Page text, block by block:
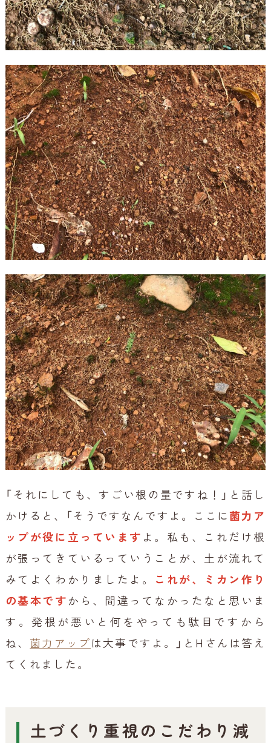
「それにしても、すごい根の量ですね！」と話し
かけると、「そうですなんですよ。ここに 菌力ア
ップが役に立っています よ。私も、これだけ根
が張ってきているっていうことが、土が流れて
みてよくわかりましたよ。
これが、ミカン作り
の基本です から、間違ってなかったなと思いま
す。発根が悪いと何をやっても駄目ですから
ね、 菌力アップ は大事ですよ。」とHさんは答え
てくれました。
土づくり重視のこだわり減